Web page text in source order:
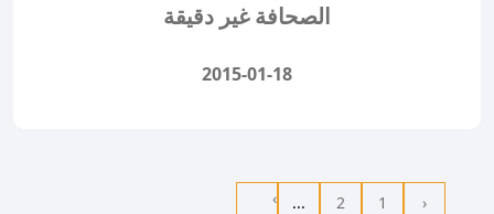
الصحافة غير دقيقة
2015-01-18
‹
1
2
...
›